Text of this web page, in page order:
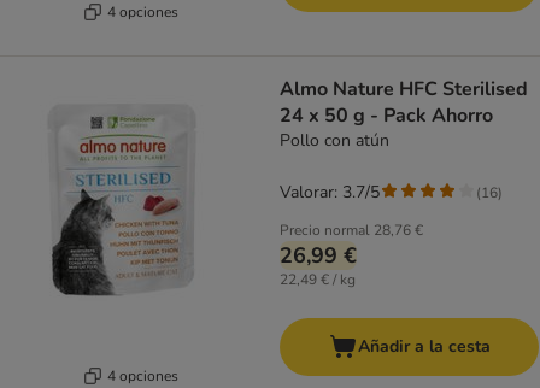
4 opciones
4 opciones
Almo Nature HFC Sterilised
24 x 50 g - Pack Ahorro
Pollo con atún
Precio normal 28,76 €
26,99 €
22,49 € / kg
Valorar: 3.7/5 (16)
Añadir a la cesta